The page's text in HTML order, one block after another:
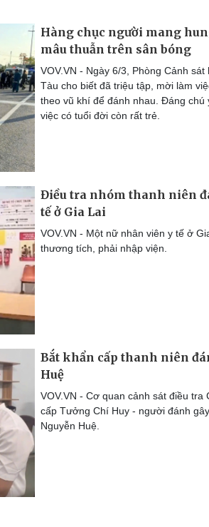
Hàng chục người mang
mâu thuẫn trên sân bóng
VOV.VN - Ngày 6/3, Phòng Cảnh
Tàu cho biết đã triệu tập, mời làm
theo vũ khí để đánh nhau. Đáng
việc có tuổi đời còn rất trẻ.
Điều tra nhóm thanh niên
tế ở Gia Lai
VOV.VN - Một nữ nhân viên y tế ở
thương tích, phải nhập viện.
Bắt khẩn cấp thanh niên
Huệ
VOV.VN - Cơ quan cảnh sát điều tra
cấp Tưởng Chí Huy - người đánh
Nguyễn Huệ.